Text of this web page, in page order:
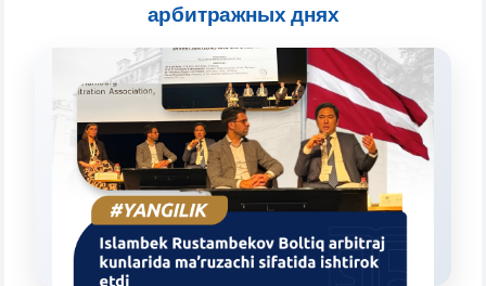
арбитражных днях
Выберите тему — затем появятся
конкретные вопросы:
1. Документы (бакалавр) (5) 2. Документы (магистр) (4)
3. Собеседование (бакалавр) (8)
4. Собеседование (магистр) (5)
6. Онлайн-заявки (15) 7. Колл-центр (4)